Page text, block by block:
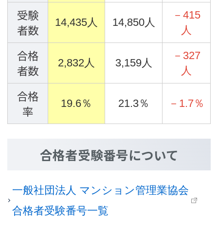
受験
者数
14,435人 14,850人
－415
人
合格
者数
2,832人 3,159人
－327
人
合格
率
19.6％ 21.3％ －1.7％
合格者受験番号について
一般社団法人 マンション管理業協会
合格者受験番号一覧